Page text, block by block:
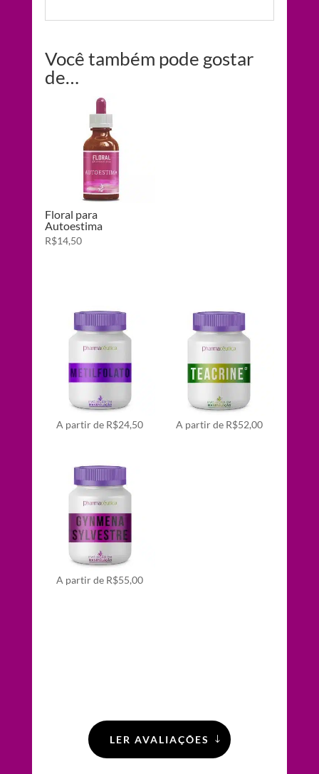
Você também pode gostar
de…
Floral para
Autoestima
R$14,50
A partir de R$24,50 A partir de R$52,00
A partir de R$55,00
LER AVALIAÇÕES